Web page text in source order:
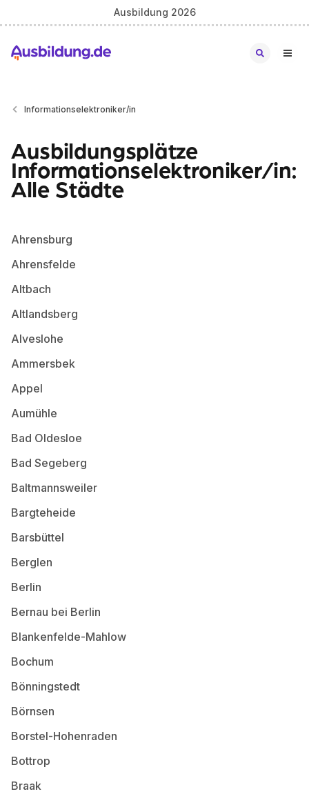
Ausbildung 2026
Informationselektroniker/in
Ausbildungsplätze
Informationselektroniker/in:
Alle Städte
Ahrensburg
Ahrensfelde
Altbach
Altlandsberg
Alveslohe
Ammersbek
Appel
Aumühle
Bad Oldesloe
Bad Segeberg
Baltmannsweiler
Bargteheide
Barsbüttel
Berglen
Berlin
Bernau bei Berlin
Blankenfelde-Mahlow
Bochum
Bönningstedt
Börnsen
Borstel-Hohenraden
Bottrop
Braak